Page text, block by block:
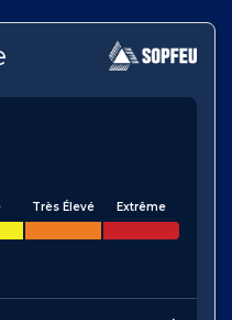
Très Élevé Extrême